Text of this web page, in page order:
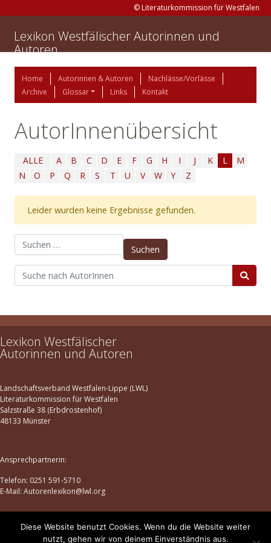
© Literaturkommission für Westfalen
Lexikon Westfälischer Autorinnen und
Autoren
Home Autorinnen & Autoren
Nachlässe/Vorlässe
Archive
Glossar Links Kontakt
AutorInnenübersicht
ALLE A B C D E F G H I J K L
M
N
O P Q R S T U V W Y Z
Leider wurden keine Ergebnisse gefunden.
Suchen nach:
Lexikon Westfälischer
Autorinnen und Autoren
Landschaftsverband Westfalen-Lippe (LWL)
Literaturkommission für Westfalen
Salzstraße 38 (Erbdrostenhof)
48133 Münster
Ansprechpartnerin:
Telefon: 0251 591-5710
E-Mail: Autorenlexikon@lwl.org
Datenschutz |Impressum
Diese Website benutzt Cookies. Wenn du die Website weiter
nutzt, gehen wir von deinem Einverständnis aus.